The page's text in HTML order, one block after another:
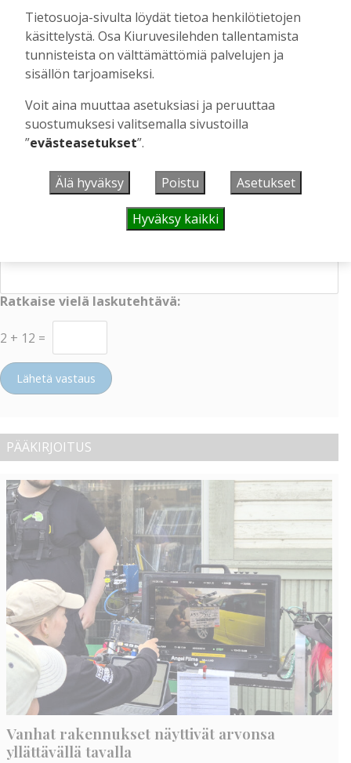
VIIKON KYSYMYS
Sienestätkö?
Kyllä
En
Perustele vastaustasi tähän:
Ratkaise vielä laskutehtävä:
2 + 12 =
Lähetä vastaus
PÄÄKIRJOITUS
Vanhat rakennukset näyttivät arvonsa
yllättävällä tavalla
Tietosuoja-sivulta löydät tietoa henkilötietojen
käsittelystä. Osa Kiuruvesilehden tallentamista
tunnisteista on välttämättömiä palvelujen ja
sisällön tarjoamiseksi.
Voit aina muuttaa asetuksiasi ja peruuttaa
suostumuksesi valitsemalla sivustoilla
”evästeasetukset”.
Älä hyväksy Poistu Asetukset
Hyväksy kaikki